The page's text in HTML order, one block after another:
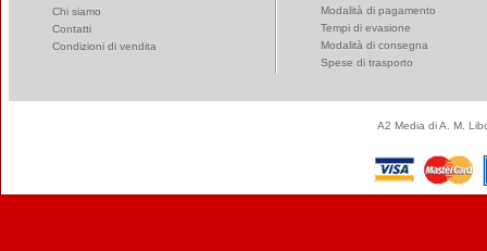
Chi siamo
Contatti
Condizioni di vendita
Modalità di pagamento
Tempi di evasione
Modalità di consegna
Spese di trasporto
A2 Media di A. M.